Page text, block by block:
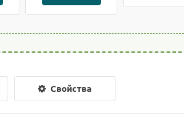
Свойства